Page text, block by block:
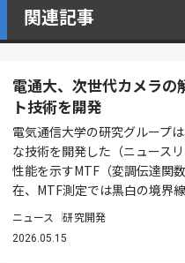
関連記事
電通大、次世代カメラの
ト技術を開発
電気通信大学の研究グループ
な技術を開発した（ニュース
性能を示すMTF（変調伝達関
在、MTF測定では黒白の境界
ニュース 研究開発
2026.05.15